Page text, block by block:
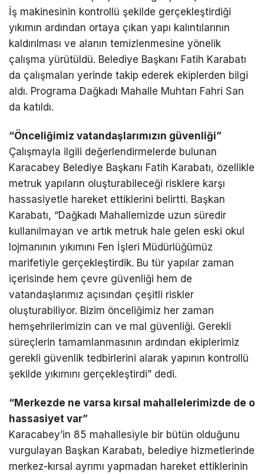
İş makinesinin kontrollü şekilde gerçekleştirdiği
yıkımın ardından ortaya çıkan yapı kalıntılarının
kaldırılması ve alanın temizlenmesine yönelik
çalışma yürütüldü. Belediye Başkanı Fatih Karabatı
da çalışmaları yerinde takip ederek ekiplerden bilgi
aldı. Programa Dağkadı Mahalle Muhtarı Fahri San
da katıldı.
“Önceliğimiz vatandaşlarımızın güvenliği”
Çalışmayla ilgili değerlendirmelerde bulunan
Karacabey Belediye Başkanı Fatih Karabatı, özellikle
metruk yapıların oluşturabileceği risklere karşı
hassasiyetle hareket ettiklerini belirtti. Başkan
Karabatı, “Dağkadı Mahallemizde uzun süredir
kullanılmayan ve artık metruk hale gelen eski okul
lojmanının yıkımını Fen İşleri Müdürlüğümüz
marifetiyle gerçekleştirdik. Bu tür yapılar zaman
içerisinde hem çevre güvenliği hem de
vatandaşlarımız açısından çeşitli riskler
oluşturabiliyor. Bizim önceliğimiz her zaman
hemşehrilerimizin can ve mal güvenliği. Gerekli
süreçlerin tamamlanmasının ardından ekiplerimiz
gerekli güvenlik tedbirlerini alarak yapının kontrollü
şekilde yıkımını gerçekleştirdi” dedi.
“Merkezde ne varsa kırsal mahallelerimizde de o
hassasiyet var”
Karacabey’in 85 mahallesiyle bir bütün olduğunu
vurgulayan Başkan Karabatı, belediye hizmetlerinde
merkez-kırsal ayrımı yapmadan hareket ettiklerinin